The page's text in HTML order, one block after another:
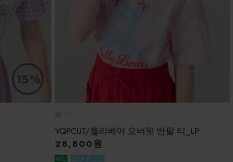
15%
YQPCUT/젤리베어 오버핏 반팔 티_LP
28,800원